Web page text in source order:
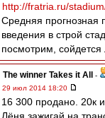
http://fratria.ru/
Средняя прогнозная
введения в строй
посмотрим, сойдется
The winner Takes it All
-
29 июл 2014 18:20
16 300 продано. 20к